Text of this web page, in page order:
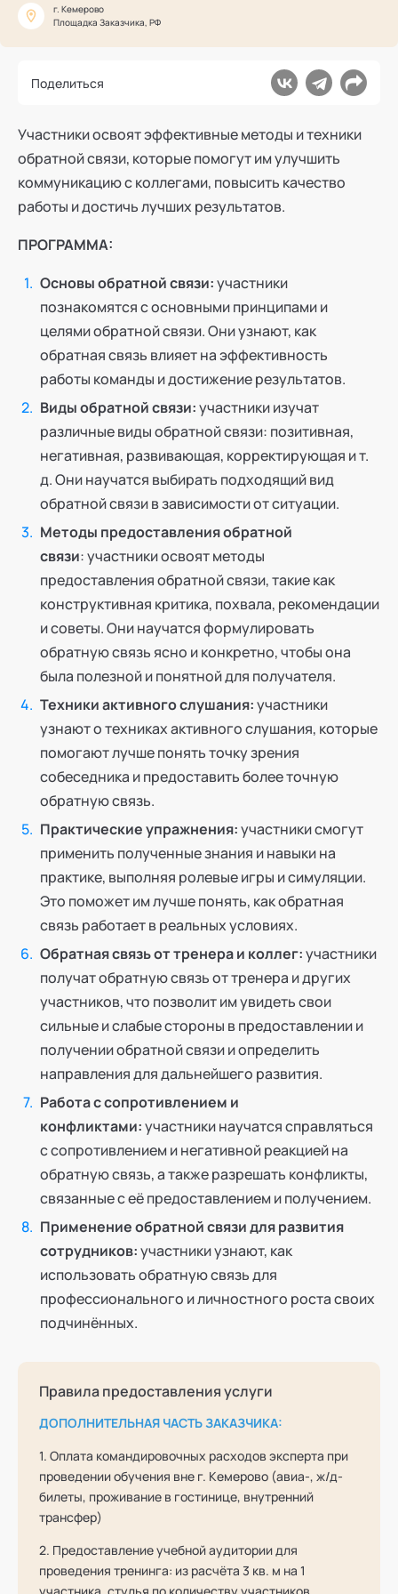
г. Кемерово
Площадка Заказчика, РФ
Поделиться
Участники освоят эффективные методы и техники
обратной связи, которые помогут им улучшить
коммуникацию с коллегами, повысить качество
работы и достичь лучших результатов.
ПРОГРАММА:
Основы обратной связи:участники
познакомятся с основными принципами и
целями обратной связи. Они узнают, как
обратная связь влияет на эффективность
работы команды и достижение результатов.
Виды обратной связи:участники изучат
различные виды обратной связи: позитивная,
негативная, развивающая, корректирующая и т.
д. Они научатся выбирать подходящий вид
обратной связи в зависимости от ситуации.
Методы предоставления обратной
связи: участники освоят методы
предоставления обратной связи, такие как
конструктивная критика, похвала, рекомендации
и советы. Они научатся формулировать
обратную связь ясно и конкретно, чтобы она
была полезной и понятной для получателя.
Техники активного слушания:участники
узнают о техниках активного слушания, которые
помогают лучше понять точку зрения
собеседника и предоставить более точную
обратную связь.
Практические упражнения:участники смогут
применить полученные знания и навыки на
практике, выполняя ролевые игры и симуляции.
Это поможет им лучше понять, как обратная
связь работает в реальных условиях.
Обратная связь от тренера и коллег:участники
получат обратную связь от тренера и других
участников, что позволит им увидеть свои
сильные и слабые стороны в предоставлении и
получении обратной связи и определить
направления для дальнейшего развития.
Работа с сопротивлением и
конфликтами:участники научатся справляться
с сопротивлением и негативной реакцией на
обратную связь, а также разрешать конфликты,
связанные с её предоставлением и получением.
Применение обратной связи для развития
сотрудников:участники узнают, как
использовать обратную связь для
профессионального и личностного роста своих
подчинённых.
Правила предоставления услуги
ДОПОЛНИТЕЛЬНАЯ ЧАСТЬ ЗАКАЗЧИКА:
1. Оплата командировочных расходов эксперта при
проведении обучения вне г. Кемерово (авиа-, ж/д-
билеты, проживание в гостинице, внутренний
трансфер)
2. Предоставление учебной аудитории для
проведения тренинга: из расчёта 3 кв. м на 1
Профессионалам
Поддержка
Режим работы и тп